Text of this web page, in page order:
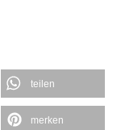
teilen
merken